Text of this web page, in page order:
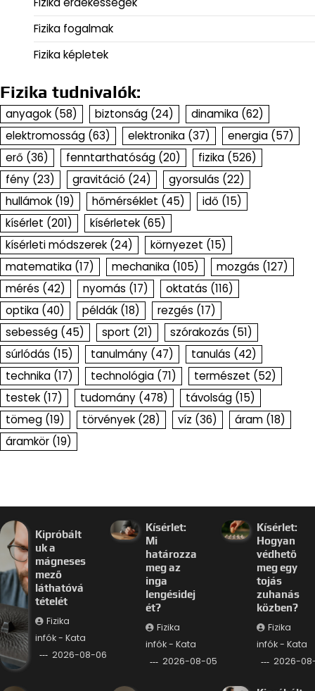
Fizika fogalmak
Fizika képletek
Fizika tudnivalók:
anyagok (58) biztonság (24) dinamika (62)
elektromosság (63) elektronika (37) energia (57)
erő (36) fenntarthatóság (20) fizika (526)
fény (23) gravitáció (24) gyorsulás (22)
hullámok (19) hőmérséklet (45) idő (15)
kísérlet (201) kísérletek (65)
kísérleti módszerek (24) környezet (15)
matematika (17) mechanika (105) mozgás (127)
mérés (42) nyomás (17) oktatás (116)
optika (40) példák (18) rezgés (17)
sebesség (45) sport (21) szórakozás (51)
súrlódás (15) tanulmány (47) tanulás (42)
technika (17) technológia (71) természet (52)
testek (17) tudomány (478) távolság (15)
tömeg (19) törvények (28) víz (36) áram (18)
áramkör (19)
Kipróbált
uk a
mágneses
mező
láthatóvá
tételét
Fizika
infók - Kata
2026-08-06
Kísérlet:
Mi
határozza
meg az
inga
lengésidej
ét?
Fizika
infók - Kata
2026-08-05
Kísérlet:
Hogyan
védhető
meg egy
tojás
zuhanás
közben?
Fizika
infók - Kata
2026-